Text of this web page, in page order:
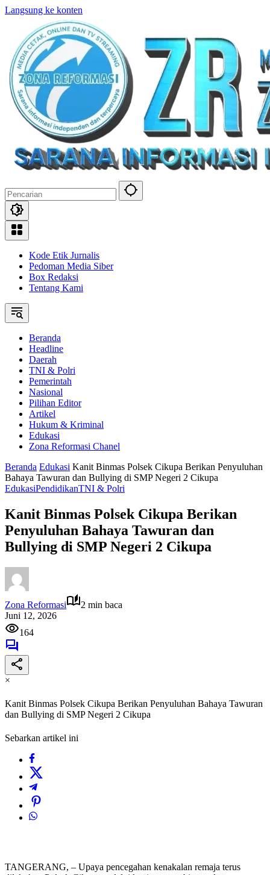
Langsung ke konten
Kode Etik Jurnalis
Pedoman Media Siber
Box Redaksi
Tentang Kami
Beranda
Headline
Daerah
TNI & Polri
Pemerintah
Nasional
Pilihan Editor
Artikel
Hukum & Kriminal
Edukasi
Zona Reformasi Chanel
Beranda Edukasi Kanit Binmas Polsek Cikupa Berikan Penyuluhan
Bahaya Tawuran dan Bullying di SMP Negeri 2 Cikupa
EdukasiPendidikanTNI & Polri
Kanit Binmas Polsek Cikupa Berikan
Penyuluhan Bahaya Tawuran dan
Bullying di SMP Negeri 2 Cikupa
Zona Reformasi
2 min baca
Juni 12, 2026
164
×
Kanit Binmas Polsek Cikupa Berikan Penyuluhan Bahaya Tawuran
dan Bullying di SMP Negeri 2 Cikupa
Sebarkan artikel ini
TANGERANG, – Upaya pencegahan kenakalan remaja terus